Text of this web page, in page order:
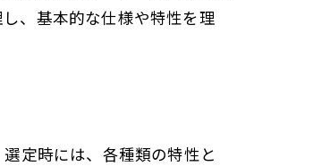
、基本的な仕様や特性を理
定時には、各種類の特性と